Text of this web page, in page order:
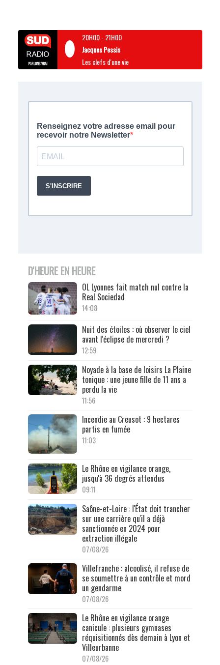
20H00- 21H00
Jacques Pessis
Les clefs d'une vie
D'HEURE EN HEURE
OL Lyonnes fait match nul contre la
Real Sociedad
14:08
Nuit des étoiles : où observer le ciel
avant l'éclipse de mercredi ?
12:59
Noyade à la base de loisirs La Plaine
tonique : une jeune fille de 11 ans a
perdu la vie
11:56
Incendie au Creusot : 9 hectares
partis en fumée
11:03
Le Rhône en vigilance orange,
jusqu'à 36 degrés attendus
09:11
Saône-et-Loire : l'État doit trancher
sur une carrière qu'il a déjà
sanctionnée en 2024 pour
extraction illégale
07/08/26
Villefranche : alcoolisé, il refuse de
se soumettre à un contrôle et mord
un gendarme
07/08/26
Le Rhône en vigilance orange
canicule : plusieurs gymnases
réquisitionnés dès demain à Lyon et
Villeurbanne
07/08/26